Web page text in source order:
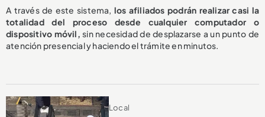
A través de este sistema, los afiliados podrán realizar casi la
totalidad del proceso desde cualquier computador o
dispositivo móvil, sin necesidad de desplazarse a un punto de
atención presencial y haciendo el trámite en minutos.
Local